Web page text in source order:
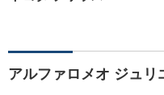
アルファロメオ ジュリ